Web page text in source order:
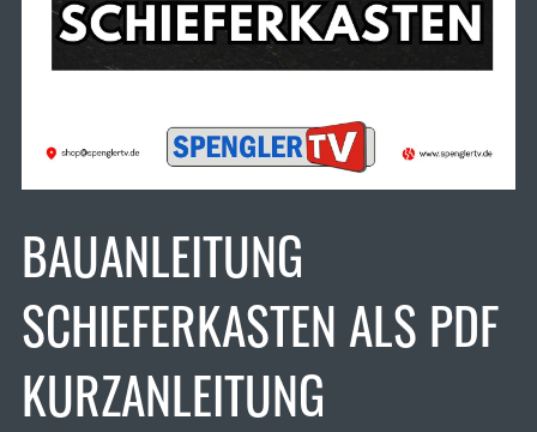
BAUANLEITUNG
SCHIEFERKASTEN ALS PDF
KURZANLEITUNG